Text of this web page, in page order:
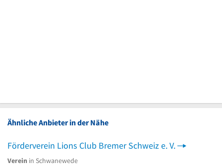
Ähnliche Anbieter in der Nähe
Förderverein Lions Club Bremer Schweiz e. V.
Verein in Schwanewede